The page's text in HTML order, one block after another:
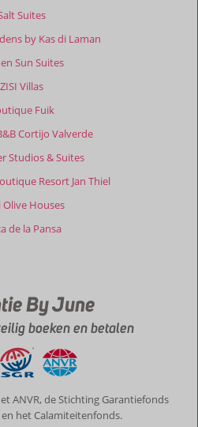
Suites
by Kas di Laman
Sun Suites
ZISI Villas
Fuik
Cortijo Valverde
Studios & Suites
Resort Jan Thiel
Olive Houses
de la Pansa
By June
boeken en betalen
ANVR, de Stichting Garantiefonds
en het Calamiteitenfonds.